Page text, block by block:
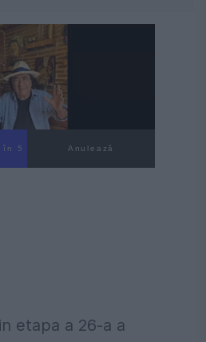
în 4 Anulează
etapa a 26-a a